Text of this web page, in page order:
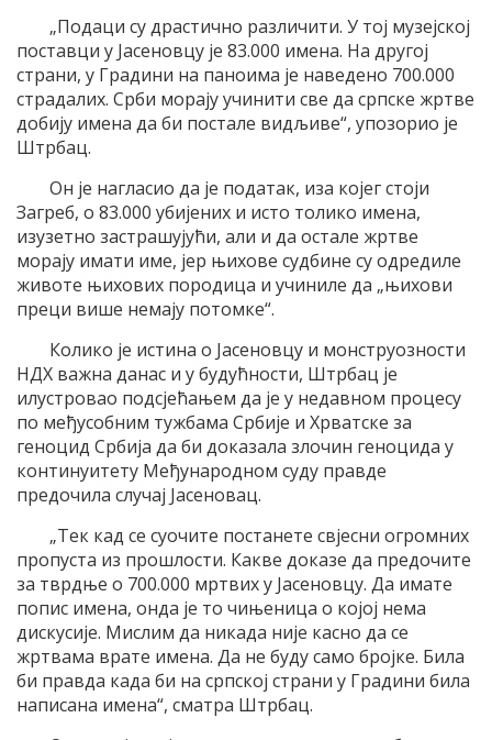
„Подаци су драстично различити. У тој музејској
поставци у Јасеновцу је 83.000 имена. На другој
страни, у Градини на паноима је наведено 700.000
страдалих. Срби морају учинити све да српске жртве
добију имена да би постале видљиве“, упозорио је
Штрбац.
Он је нагласио да је податак, иза којег стоји
Загреб, о 83.000 убијених и исто толико имена,
изузетно застрашујући, али и да остале жртве
морају имати име, јер њихове судбине су одредиле
животе њихових породица и учиниле да „њихови
преци више немају потомке“.
Колико је истина о Јасеновцу и монструозности
НДХ важна данас и у будућности, Штрбац је
илустровао подсјећањем да је у недавном процесу
по међусобним тужбама Србије и Хрватске за
геноцид Србија да би доказала злочин геноцида у
континуитету Међународном суду правде
предочила случај Јасеновац.
„Тек кад се суочите постанете свјесни огромних
пропуста из прошлости. Какве доказе да предочите
за тврдње о 700.000 мртвих у Јасеновцу. Да имате
попис имена, онда је то чињеница о којој нема
дискусије. Мислим да никада није касно да се
жртвама врате имена. Да не буду само бројке. Била
би правда када би на српској страни у Градини била
написана имена“, сматра Штрбац.